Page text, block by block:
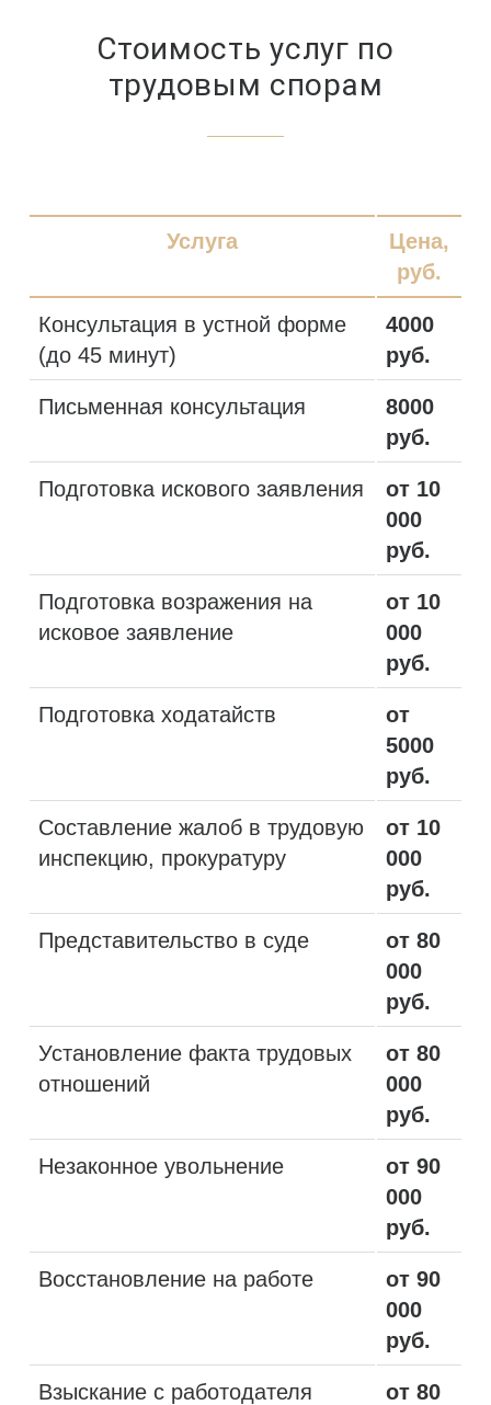
Стоимость услуг по
трудовым спорам
Услуга
Цена,
руб.
Консультация в устной форме
(до 45 минут)
4000
руб.
Письменная консультация
8000
руб.
Подготовка искового заявления
от 10
000
руб.
Подготовка возражения на
исковое заявление
от 10
000
руб.
Подготовка ходатайств
от
5000
руб.
Составление жалоб в трудовую
инспекцию, прокуратуру
от 10
000
руб.
Представительство в суде
от 80
000
руб.
Установление факта трудовых
отношений
от 80
000
руб.
Незаконное увольнение
от 90
000
руб.
Восстановление на работе
от 90
000
руб.
Взыскание с работодателя
от 80